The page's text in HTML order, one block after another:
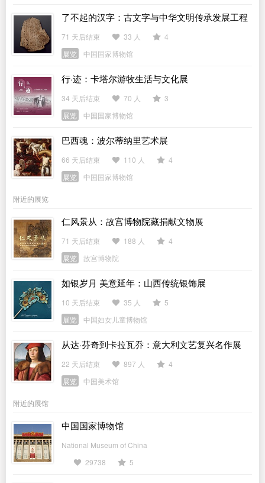
了不起的汉字：古文字与中华文明传承发展工程
「十四五」成果展
71 天后结束 33 人
4
展览
中国国家博物馆
行·迹：卡塔尔游牧生活与文化展
34 天后结束 70 人
3
展览
中国国家博物馆
巴西魂：波尔蒂纳里艺术展
66 天后结束 110 人
4
展览
中国国家博物馆
附近的展览
仁风景从：故宫博物院藏捐献文物展
71 天后结束 188 人
4
展览
故宫博物院
如银岁月 美意延年：山西传统银饰展
10 天后结束 35 人
5
展览
中国妇女儿童博物馆
从达·芬奇到卡拉瓦乔：意大利文艺复兴名作展
22 天后结束 897 人
4
展览
中国美术馆
附近的展馆
中国国家博物馆
National Museum of China
29738
5